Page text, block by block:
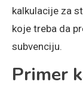
kalkulacije za
koje treba da
subvenciju.
Primer